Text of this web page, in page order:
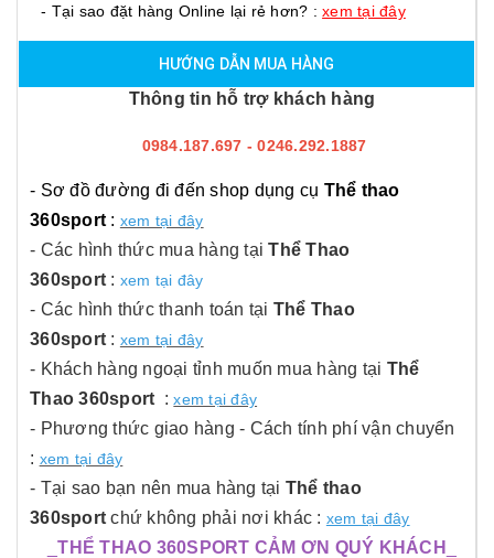
- Tại sao đặt hàng Online lại rẻ hơn? :xem tại đây
HƯỚNG DẪN MUA HÀNG
Thông tin hỗ trợ khách hàng
0984.187.697 - 0246.292.1887
- Sơ đồ đường đi đến shop dụng cụ Thể thao
360sport : xem tại đây
- Các hình thức mua hàng tạiThể Thao
360sport : xem tại đây
- Các hình thức thanh toán tại Thể Thao
360sport : xem tại đây
- Khách hàng ngoại tỉnh muốn mua hàng tại Thể
Thao 360sport :xem tại đây
- Phương thức giao hàng - Cách tính phí vận chuyển
: xem tại đây
- Tại sao bạn nên mua hàng tại Thể thao
360sport chứ không phải nơi khác : xem tại đây
_THỂ THAO 360SPORT CẢM ƠN QUÝ KHÁCH